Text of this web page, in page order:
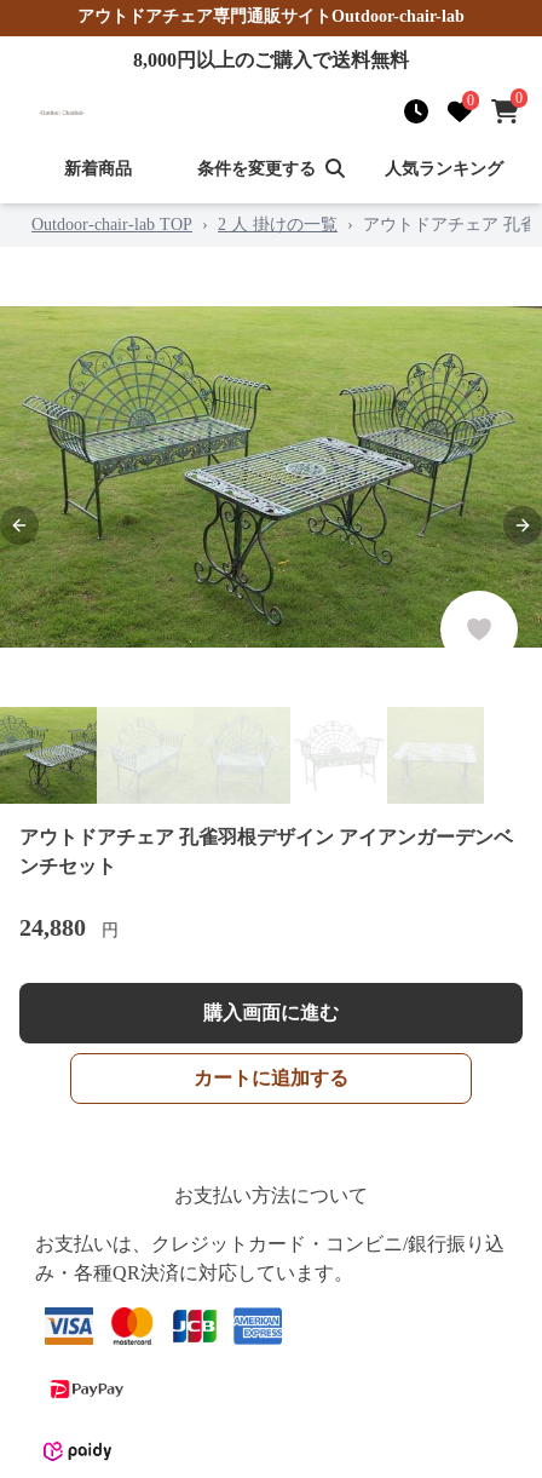
アウトドアチェア専門通販サイトOutdoor-chair-lab
8,000円以上のご購入で送料無料
0 0
新着商品 条件を変更する 人気ランキング
Outdoor-chair-lab TOP › 2 人 掛けの一覧 › アウトドアチェア 孔
Previous slide
アウトドアチェア 孔雀羽根デザイン アイアンガーデンベ
ンチセット
24,880 円
購入画面に進む
カートに追加する
お支払い方法について
お支払いは、クレジットカード・コンビニ/銀行振り込
み・各種QR決済に対応しています。